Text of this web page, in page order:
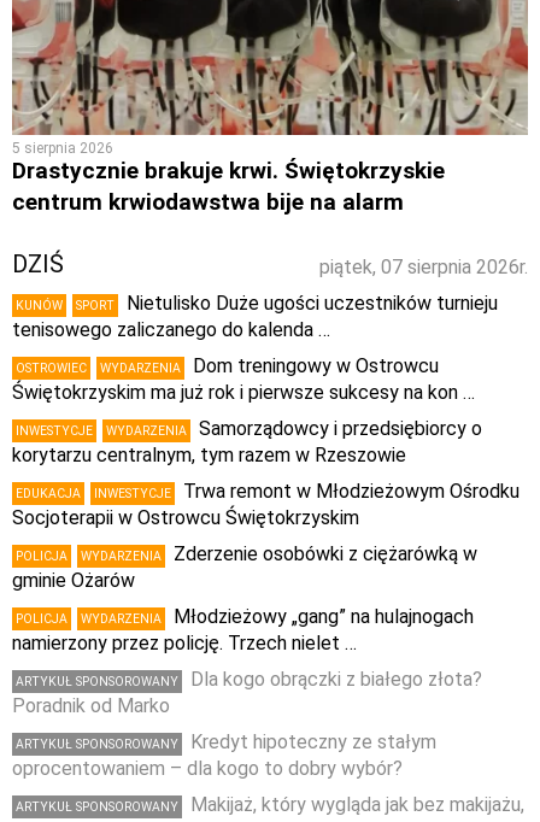
5 sierpnia 2026
Drastycznie brakuje krwi. Świętokrzyskie
centrum krwiodawstwa bije na alarm
piątek, 07 sierpnia 2026r.
DZIŚ
KUNÓW SPORT
Nietulisko Duże ugości uczestników turnieju
tenisowego zaliczanego do kalenda …
OSTROWIEC WYDARZENIA
Dom treningowy w Ostrowcu
Świętokrzyskim ma już rok i pierwsze sukcesy na kon …
INWESTYCJE WYDARZENIA
Samorządowcy i przedsiębiorcy o
korytarzu centralnym, tym razem w Rzeszowie
EDUKACJA INWESTYCJE
Trwa remont w Młodzieżowym Ośrodku
Socjoterapii w Ostrowcu Świętokrzyskim
POLICJA WYDARZENIA
Zderzenie osobówki z ciężarówką w
gminie Ożarów
POLICJA WYDARZENIA
Młodzieżowy „gang” na hulajnogach
namierzony przez policję. Trzech nielet …
ARTYKUŁ SPONSOROWANY
Dla kogo obrączki z białego złota?
Poradnik od Marko
ARTYKUŁ SPONSOROWANY
Kredyt hipoteczny ze stałym
oprocentowaniem – dla kogo to dobry wybór?
ARTYKUŁ SPONSOROWANY
Makijaż, który wygląda jak bez makijażu,